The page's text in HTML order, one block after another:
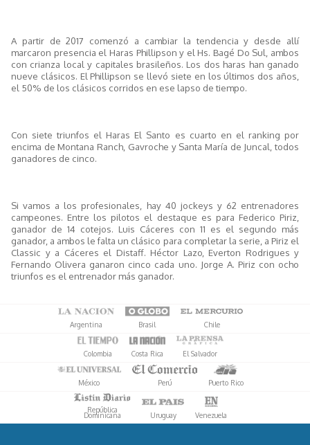
A partir de 2017 comenzó a cambiar la tendencia y desde allí
marcaron presencia el Haras Phillipson y el Hs. Bagé Do Sul, ambos
con crianza local y capitales brasileños. Los dos haras han ganado
nueve clásicos. El Phillipson se llevó siete en los últimos dos años,
el 50% de los clásicos corridos en ese lapso de tiempo.
Con siete triunfos el Haras El Santo es cuarto en el ranking por
encima de Montana Ranch, Gavroche y Santa María de Juncal, todos
ganadores de cinco.
Si vamos a los profesionales, hay 40 jockeys y 62 entrenadores
campeones. Entre los pilotos el destaque es para Federico Piriz,
ganador de 14 cotejos. Luis Cáceres con 11 es el segundo más
ganador, a ambos le falta un clásico para completar la serie, a Piriz el
Classic y a Cáceres el Distaff. Héctor Lazo, Everton Rodrigues y
Fernando Olivera ganaron cinco cada uno. Jorge A. Piriz con ocho
triunfos es el entrenador más ganador.
Argentina Brasil Chile
Colombia Costa Rica El Salvador
México Perú Puerto Rico
República
Dominicana Uruguay Venezuela